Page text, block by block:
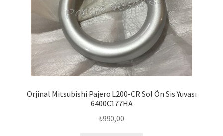
Orjinal Mitsubishi Pajero L200-CR Sol Ön Sis Yuvası
6400C177HA
₺990,00